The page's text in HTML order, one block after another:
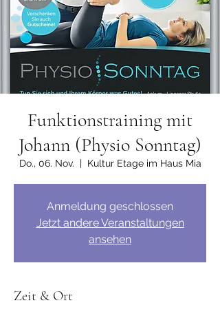
Funktionstraining mit
Johann (Physio Sonntag)
Do., 06. Nov.
  |
Kultur Etage im Haus Mia
Anmeldung geschlossen
Jetzt andere Veranstaltungen
ansehen
Zeit & Ort